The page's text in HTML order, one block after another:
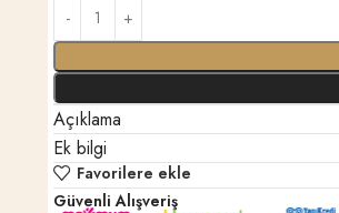
Açıklama
Ek bilgi
Favorilere ekle
Güvenli Alışveriş